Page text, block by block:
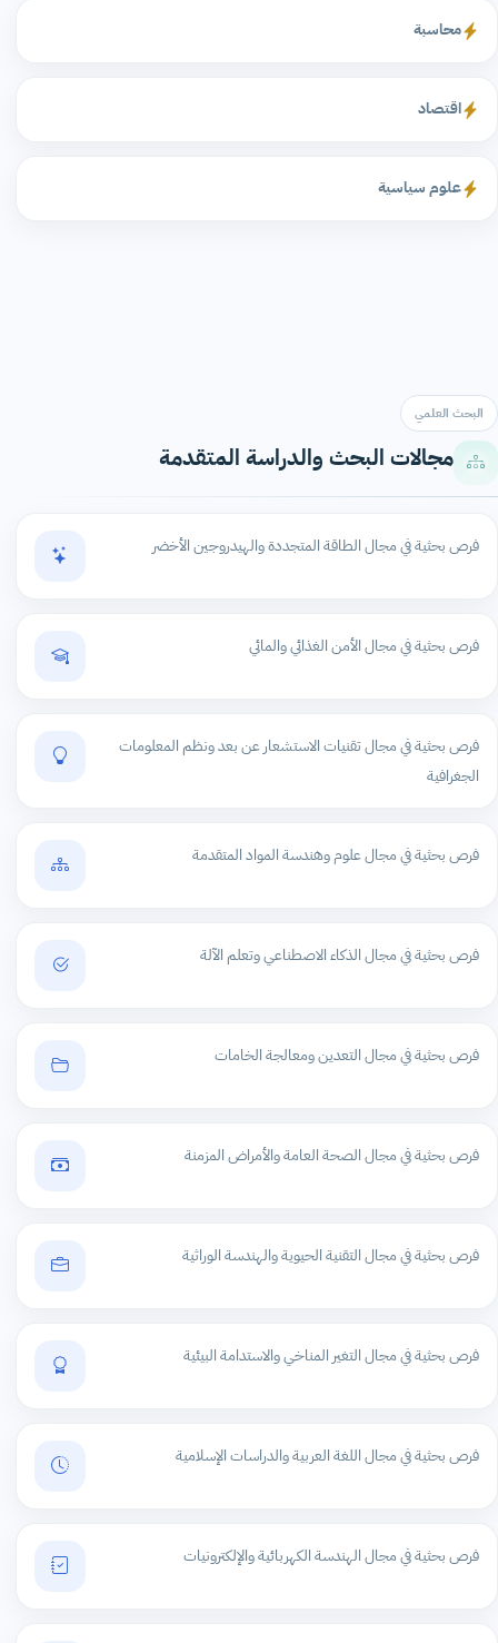
محاسبة
اقتصاد
علوم سياسية
البحث العلمي
مجالات البحث والدراسة المتقدمة
فرص بحثية في مجال الطاقة المتجددة والهيدروجين الأخضر
فرص بحثية في مجال الأمن الغذائي والمائي
فرص بحثية في مجال تقنيات الاستشعار عن بعد ونظم المعلومات
الجغرافية
فرص بحثية في مجال علوم وهندسة المواد المتقدمة
فرص بحثية في مجال الذكاء الاصطناعي وتعلم الآلة
فرص بحثية في مجال التعدين ومعالجة الخامات
فرص بحثية في مجال الصحة العامة والأمراض المزمنة
فرص بحثية في مجال التقنية الحيوية والهندسة الوراثية
فرص بحثية في مجال التغير المناخي والاستدامة البيئية
فرص بحثية في مجال اللغة العربية والدراسات الإسلامية
فرص بحثية في مجال الهندسة الكهربائية والإلكترونيات